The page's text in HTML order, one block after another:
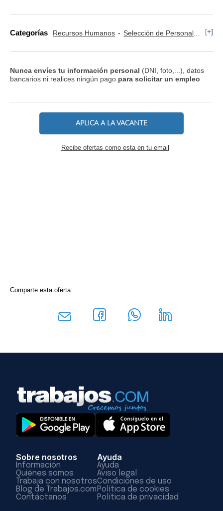
Categorías Recursos Humanos Selección de Personal [+]
Nunca envíes tu información personal (DNI, foto,...), datos
bancarios ni realices ningún pago para solicitar un empleo
APLICA A LA VACANTE
Recibe ofertas como esta en tu email
Comparte esta oferta:
Sobre nosotros
Información
Quiénes somos
Trabaja con nosotros
Blog de Trabajos.com
Contáctanos
Ayuda
Ayuda
Aviso legal
Condiciones de uso
Política de cookies
Política de privacidad